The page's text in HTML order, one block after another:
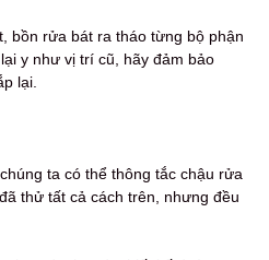
bồn rửa bát ra tháo từng bộ phận
y như vị trí cũ, hãy đảm bảo
lại.
ta có thể thông tắc chậu rửa
thử tất cả cách trên, nhưng đều